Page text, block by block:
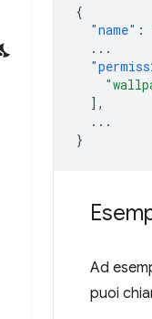
{
"name" :
...
],
...
}
Ad
puoi